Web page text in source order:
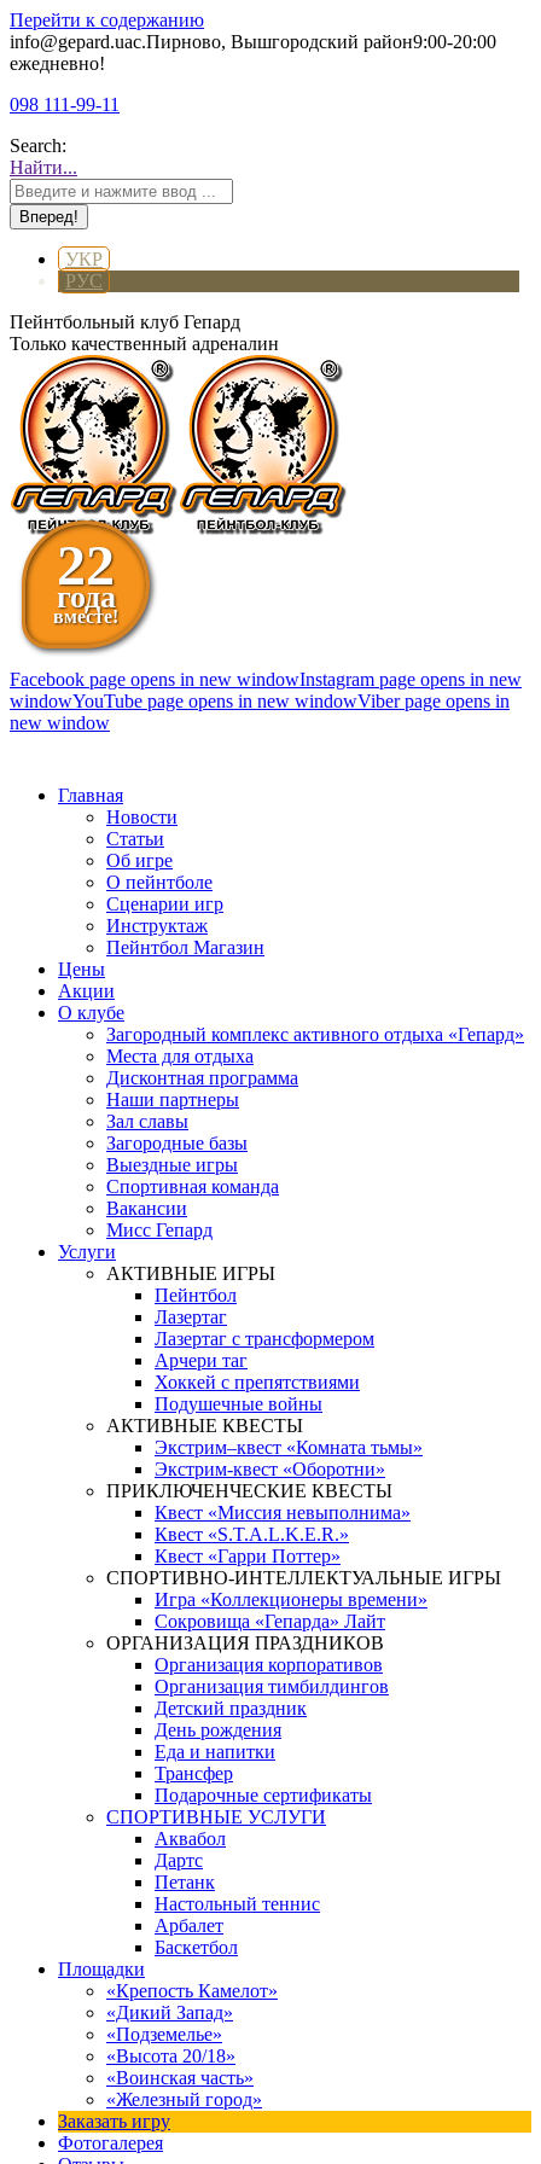
Перейти к содержанию
info@gepard.uaс.Пирново, Вышгородский район9:00-20:00
ежедневно!
098 111-99-11
Search:
Найти...
УКР
РУС
Пейнтбольный клуб Гепард
Только качественный адреналин
22
года
вместе!
Facebook page opens in new windowInstagram page opens in new
windowYouTube page opens in new windowViber page opens in
new window
Главная
Новости
Статьи
Об игре
О пейнтболе
Сценарии игр
Инструктаж
Пейнтбол Магазин
Цены
Акции
О клубе
Загородный комплекс активного отдыха «Гепард»
Места для отдыха
Дисконтная программа
Наши партнеры
Зал славы
Загородные базы
Выездные игры
Спортивная команда
Вакансии
Мисс Гепард
Услуги
АКТИВНЫЕ ИГРЫ
Пейнтбол
Лазертаг
Лазертаг с трансформером
Арчери таг
Хоккей с препятствиями
Подушечные войны
АКТИВНЫЕ КВЕСТЫ
Экстрим–квест «Комната тьмы»
Экстрим-квест «Оборотни»
ПРИКЛЮЧЕНЧЕСКИЕ КВЕСТЫ
Квест «Миссия невыполнима»
Квест «S.T.A.L.K.E.R.»
Квест «Гарри Поттер»
СПОРТИВНО-ИНТЕЛЛЕКТУАЛЬНЫЕ ИГРЫ
Игра «Коллекционеры времени»
Сокровища «Гепарда» Лайт
ОРГАНИЗАЦИЯ ПРАЗДНИКОВ
Организация корпоративов
Организация тимбилдингов
Детский праздник
День рождения
Еда и напитки
Трансфер
Подарочные сертификаты
СПОРТИВНЫЕ УСЛУГИ
Аквабол
Дартс
Петанк
Настольный теннис
Арбалет
Баскетбол
Площадки
«Крепость Камелот»
«Дикий Запад»
«Подземелье»
«Высота 20/18»
«Воинская часть»
«Железный город»
Заказать игру
Фотогалерея